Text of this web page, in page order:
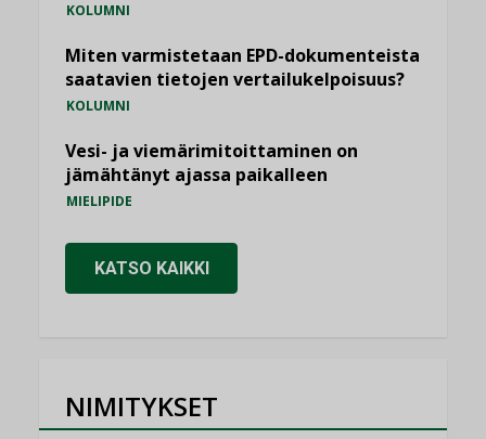
KOLUMNI
Miten varmistetaan EPD-dokumenteista
saatavien tietojen vertailukelpoisuus?
KOLUMNI
Vesi- ja viemärimitoittaminen on
jämähtänyt ajassa paikalleen
MIELIPIDE
KATSO KAIKKI
NIMITYKSET